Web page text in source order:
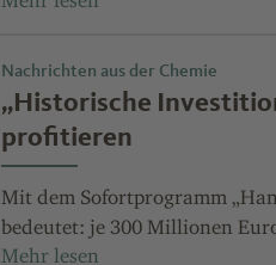
Nachrichten aus der Chemie
„Historische
profitieren
Mit dem Sofortprogramm
bedeutet: je 300 Millionen